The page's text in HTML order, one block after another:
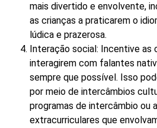
mais divertido e envolvente,
as crianças a praticarem o
lúdica e prazerosa.
Interação social: Incentive as
interagirem com falantes
sempre que possível. Isso
por meio de intercâmbios
programas de intercâmbio ou
extracurriculares que